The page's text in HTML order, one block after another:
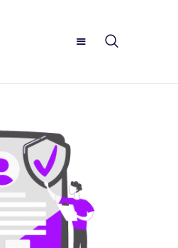
SIGNER
Netco Signer
Tu Firma
Certificada?
Frecuentes